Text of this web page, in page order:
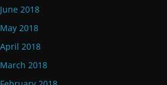
June 2018
May 2018
April 2018
March 2018